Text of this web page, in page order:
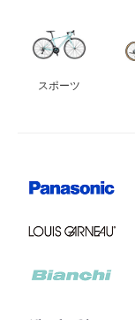
店舗ブログ
メディア
求人情報
スポーツ